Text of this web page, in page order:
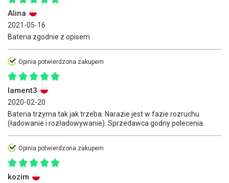
Alina
2021-05-16
Bateria zgodnie z opisem
Opinia potwierdzona zakupem
lament3
2020-02-20
Bateria trzyma tak jak trzeba. Narazie jest w fazie rozruchu
(ładowanie i rozładowywanie). Sprzedawca godny polecenia.
Opinia potwierdzona zakupem
kozim